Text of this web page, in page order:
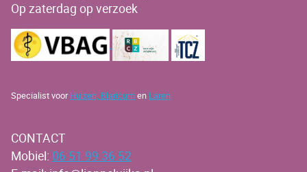
Op zaterdag op verzoek
Specialist voor Huizen, Blaricumen Laren
CONTACT
Mobiel: 06 51 99 36 52